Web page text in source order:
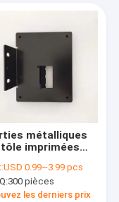
métalliques
tôle imprimées
de
pour la
de masse
USD 0.99~3.99 pcs
300 pièces
les derniers prix